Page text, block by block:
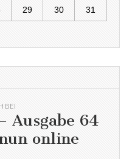
29 30
31
BEI
Ausgabe 64
online